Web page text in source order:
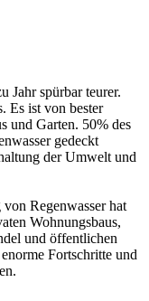
Jahr spürbar teurer.
Es ist von bester
und Garten. 50% des
gedeckt
der Umwelt und
Regenwasser hat
Wohnungsbaus,
und öffentlichen
Fortschritte und